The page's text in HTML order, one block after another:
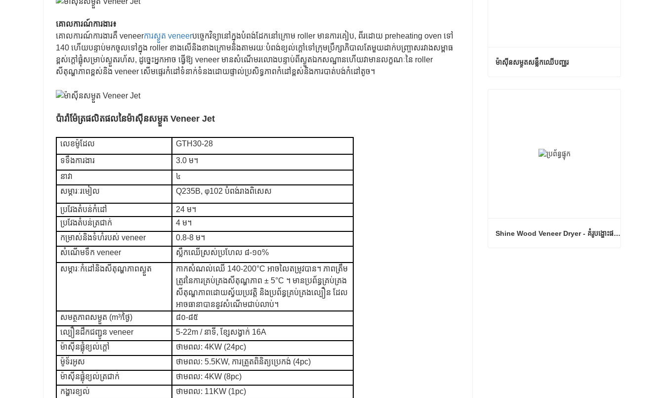
គោលការណ៍ការងារ៖
គោលការណ៍ការងារគឺ veneerការស្ងួត veneerបច្ចេកវិទ្យានៅក្នុងបំពង់ដែកនៅក្រោម roller មានការគៀប, ពីរដោយ preheating oven ទៅ
140 ហើយបន្ទាប់មកចូលទៅក្នុង roller ខាងលើនិងខាងក្រោមនិងតាមរយៈបំពង់ខ្យល់ក្តៅទៅក្រុមប្រឹក្សាភិបាលតែមួយដាក់បញ្ច្រាសរវាងសម្ពាធ
ខ្ពស់ក្តៅផ្លុំសម្រាប់ស្ងួតរហ័ស, ដូច្នេះអ្នកអាច ធ្វើឱ្យ veneer មានសំណើមរលោងបន្ទាប់ពីស្ងួតឯកសណ្ឋានហើយវាមានលក្ខណៈនៃ roller
សីតុណ្ហភាពខ្ពស់និង veneer សើមផ្ទេរកំដៅទំនាក់ទំនងដោយផ្ទាល់ប្រសិទ្ធភាពកំដៅខ្ពស់និងការបាត់បង់កំដៅតូច។
ប៉ារ៉ាម៉ែត្រផលិតផលនៃម៉ាស៊ីនសម្ងួត Veneer Jet
លេខ​ម៉ូដែល
GTH30-28
ទទឹងការងារ
3.0 ម។
នាវា
៤
សម្ភារៈរមៀល
Q235B, φ102 បំពង់រាងពិសេស
ប្រវែងតំបន់កំដៅ
24 ម។
ប្រវែងតំបន់ត្រជាក់
4 ម។
កម្រាស់និងទំហំរបស់ veneer
0.8-8 ម។
សំណើមទឹក veneer
ស្លឹកឈើស្រស់ប្រហែល ៨-១០%
សម្ភារៈកំដៅនិងសីតុណ្ហភាពស្ងួត
កាកសំណល់ឈើ 140-200°C អាចលៃតម្រូវបាន។ ភាពត្រឹម
ត្រូវនៃការគ្រប់គ្រងសីតុណ្ហភាព ± 5°C ។ មានប្រព័ន្ធគ្រប់គ្រង
សីតុណ្ហភាពដោយស្វ័យប្រវត្តិ និងប្រព័ន្ធគ្រប់គ្រងល្បឿន ដែល
អាចធានាបាននូវសំណើមជាប់លាប់។
សមត្ថភាពសម្ងួត (m³/ថ្ងៃ)
៨០-៨៥
ល្បឿនដឹកជញ្ជូន veneer
5-22m / នាទី, ខ្សែសង្វាក់ 16A
ម៉ាស៊ីនផ្លុំខ្យល់ក្តៅ
ថាមពល: 4KW (24pc)
ម៉ូទ័រអូស
ថាមពល: 5.5KW, ការត្រួតពិនិត្យប្រេកង់ (4pc)
ម៉ាស៊ីនផ្លុំខ្យល់ត្រជាក់
ថាមពល: 4KW (8pc)
កង្ហារខ្យល់
ថាមពល: 11KW (1pc)
ម៉ាស៊ីនសម្ងួតសន្លឹកឈើបញ្ឈរ
Shine Wood Veneer Dryer - គំរូបង្ហោះផលិតផលពេញលេញ